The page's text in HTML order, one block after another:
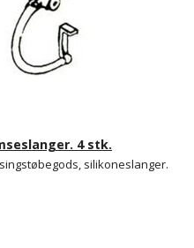
4 stk.
silikoneslanger.